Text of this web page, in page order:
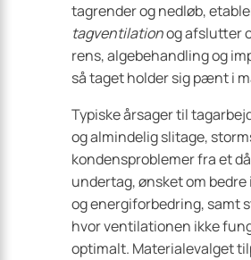
tagrender og nedløb,
tagventilationog afslutter
rens, algebehandling og
så taget holder sig pænt i
Typiske årsager til
og almindelig slitage,
kondensproblemer fra et
undertag, ønsket om bedre
og energiforbedring, samt
hvor ventilationen ikke
optimalt. Materialevalget